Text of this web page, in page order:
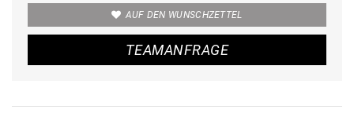
AUF DEN WUNSCHZETTEL
TEAMANFRAGE